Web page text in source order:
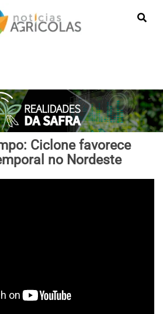
Ciclone favorece
no Nordeste